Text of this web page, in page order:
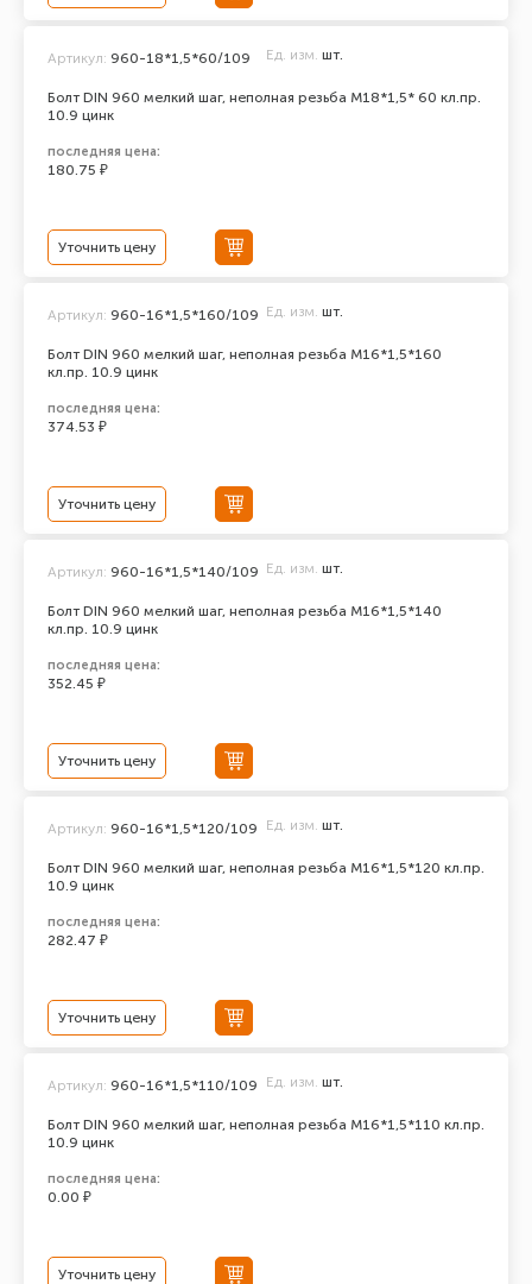
Болт DIN 960 мелкий шаг, неполная резьба M18*1,5* 60 кл.пр.
10.9 цинк
Артикул: 960-18*1,5*60/109 Ед. изм. шт.
последняя цена:
180.75 ₽
Уточнить цену
Болт DIN 960 мелкий шаг, неполная резьба M16*1,5*160
кл.пр. 10.9 цинк
Артикул: 960-16*1,5*160/109 Ед. изм. шт.
последняя цена:
374.53 ₽
Уточнить цену
Болт DIN 960 мелкий шаг, неполная резьба M16*1,5*140
кл.пр. 10.9 цинк
Артикул: 960-16*1,5*140/109 Ед. изм. шт.
последняя цена:
352.45 ₽
Уточнить цену
Болт DIN 960 мелкий шаг, неполная резьба M16*1,5*120 кл.пр.
10.9 цинк
Артикул: 960-16*1,5*120/109 Ед. изм. шт.
последняя цена:
282.47 ₽
Уточнить цену
Болт DIN 960 мелкий шаг, неполная резьба M16*1,5*110 кл.пр.
10.9 цинк
Артикул: 960-16*1,5*110/109 Ед. изм. шт.
последняя цена:
0.00 ₽
Уточнить цену